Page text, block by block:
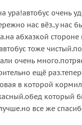
ура!автобус очень
нас вёз..у нас
абхазкой стороне
тоже
очень
ещё
в которой
который
все же